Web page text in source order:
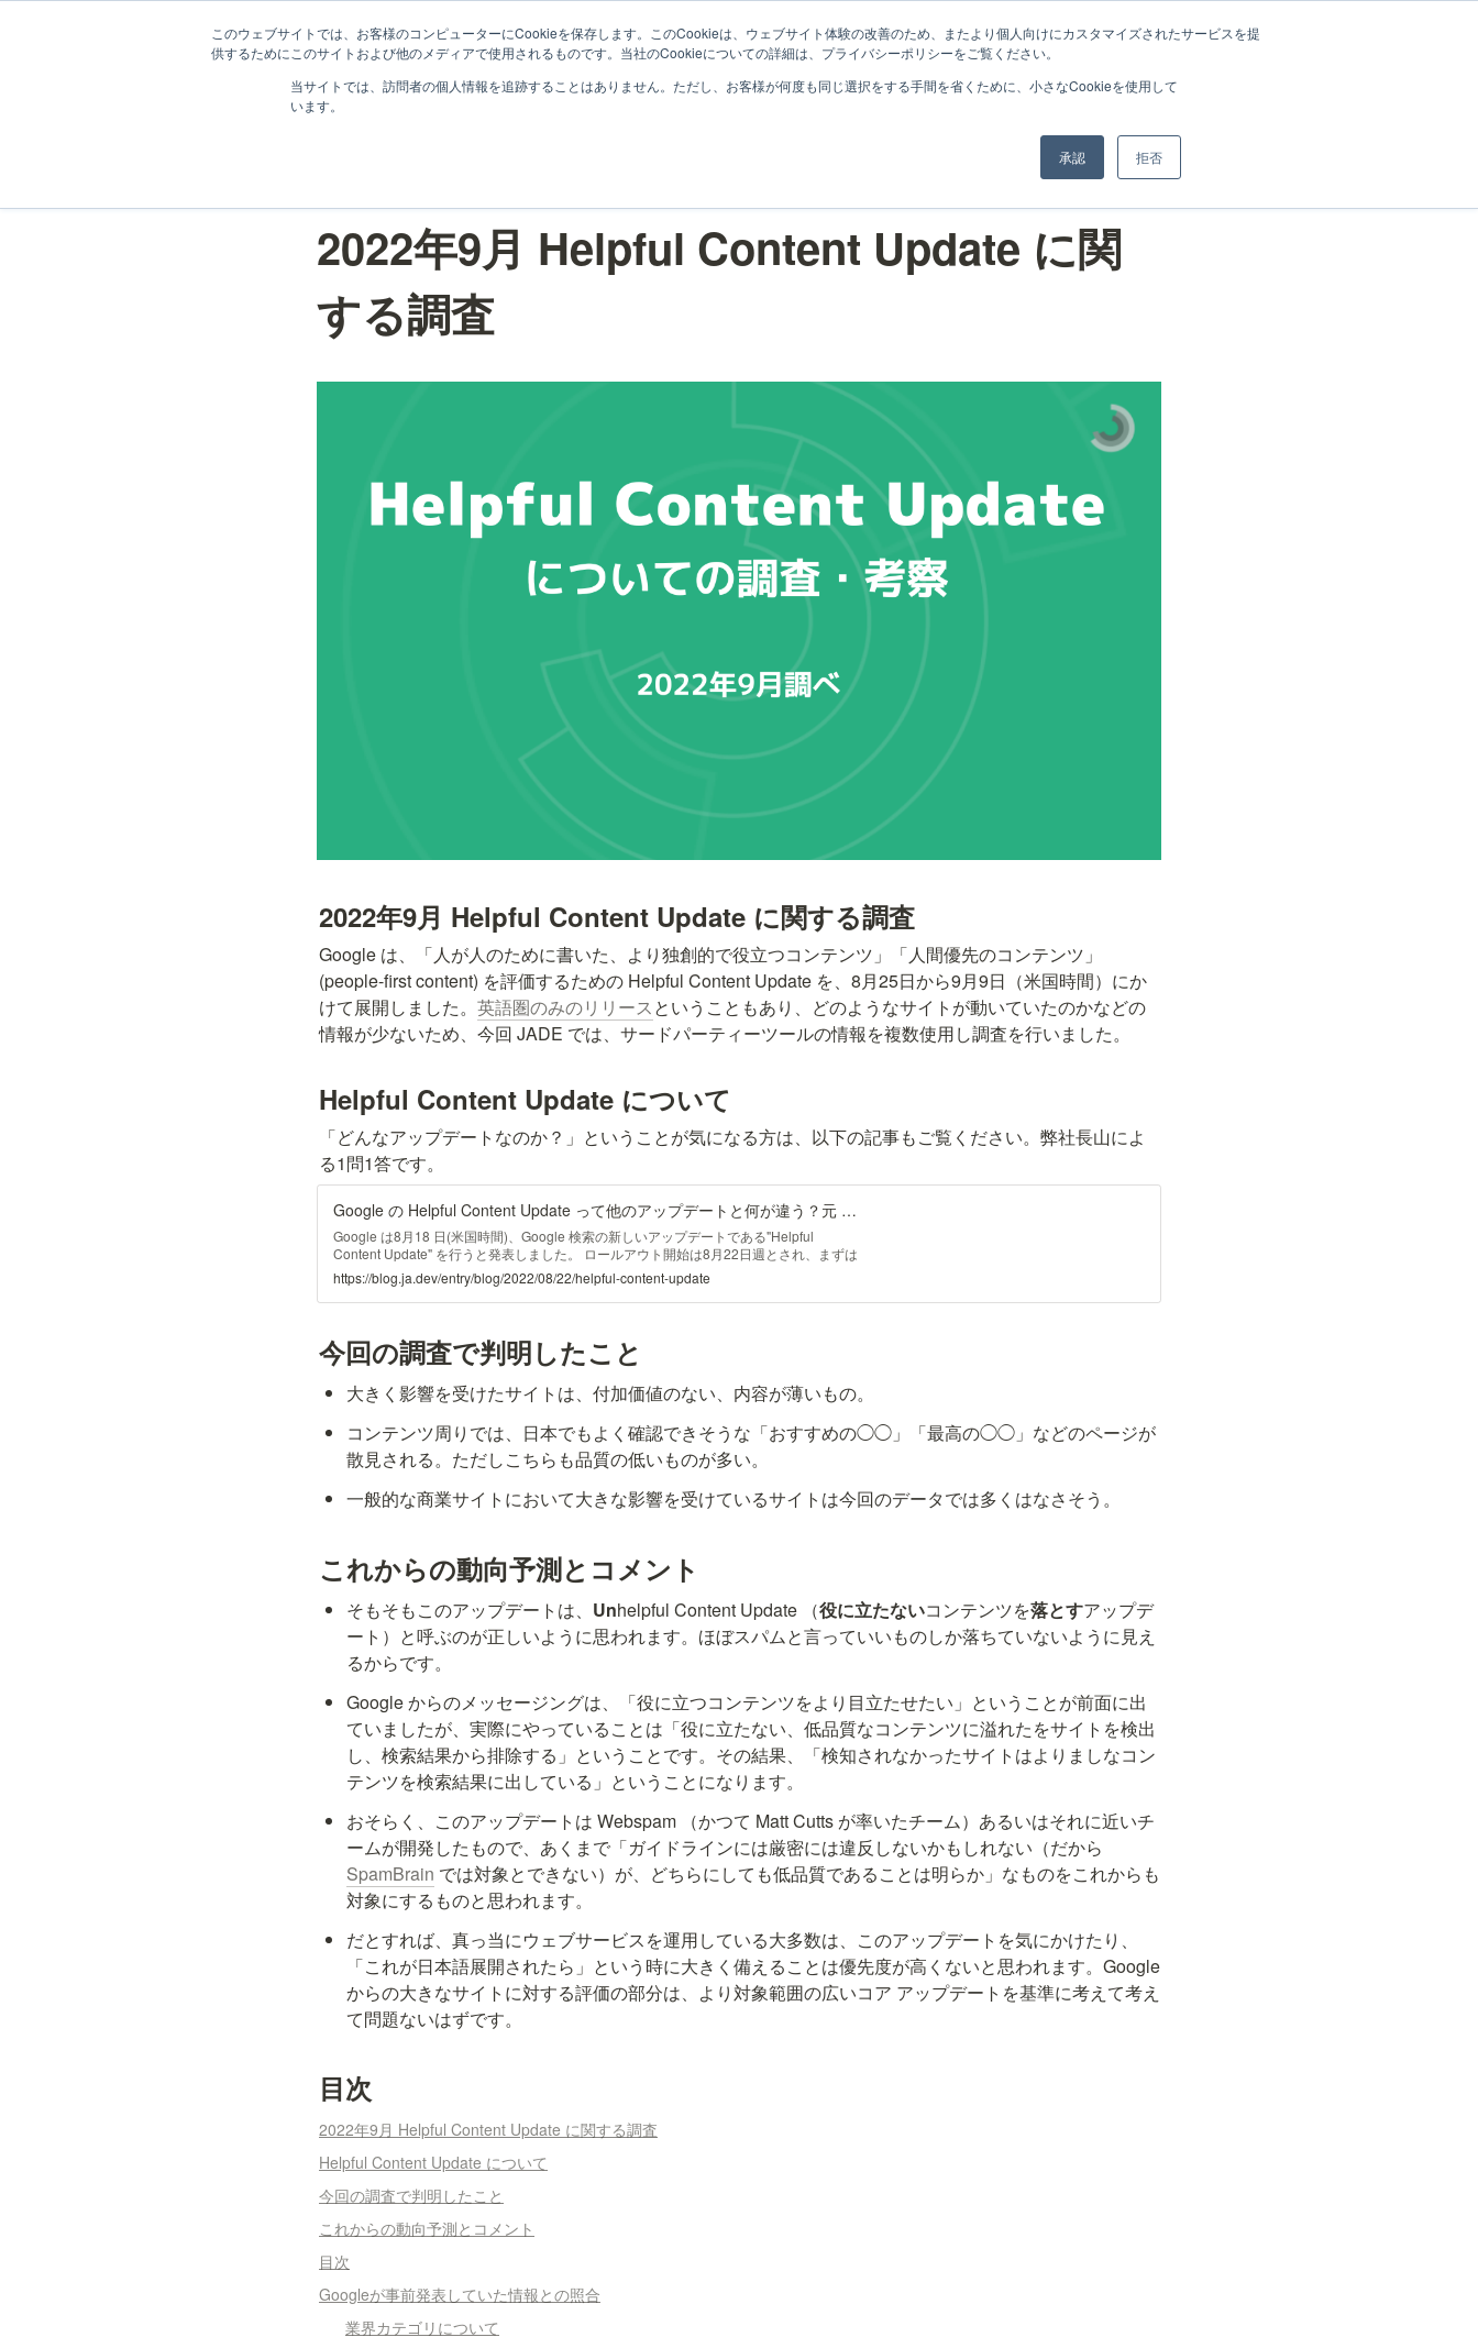
このウェブサイトでは、お客様のコンピューターにCookieを保存します。このCookieは、ウェブサイト体験の改善のため、またより個人向けにカスタマイズされたサービスを提
供するためにこのサイトおよび他のメディアで使用されるものです。当社のCookieについての詳細は、プライバシーポリシーをご覧ください。
当サイトでは、訪問者の個人情報を追跡することはありません。ただし、お客様が何度も同じ選択をする手間を省くために、小さなCookieを使用して
います。
承認 拒否
会社概要 サービス 事例紹介 チーム 採用情報 ナレッジ ニュース
💁🏼
2022年9月 Helpful Content Update に関
する調査
2022年9月 Helpful Content Update に関する調査
Google は、「人が人のために書いた、より独創的で役立つコンテンツ」「人間優先のコンテンツ」
(people-first content) を評価するための Helpful Content Update を、8月25日から9月9日（米国時間）にか
けて展開しました。 英語圏のみのリリース ということもあり、どのようなサイトが動いていたのかなどの
情報が少ないため、今回 JADE では、サードパーティーツールの情報を複数使用し調査を行いました。
Helpful Content Update について
「どんなアップデートなのか？」ということが気になる方は、以下の記事もご覧ください。弊社長山によ
る1問1答です。
Google の Helpful Content Update って他のアップデートと何が違う？元 Googler に一問一答で聞いてみた。 - ブログ - 株式会社JADE
Google は8月18 日(米国時間)、Google 検索の新しいアップデートである"Helpful
Content Update" を行うと発表しました。 ロールアウト開始は8月22日週とされ、まずは
英語圏に数週間をかけて展開予定とされています。 今回のアップデートは、「人が人の
ために書いた、より独創的で役立つコンテンツ」「人間優先のコンテンツ」(people-first
content)
https://blog.ja.dev/entry/blog/2022/08/22/helpful-content-update
今回の調査で判明したこと
大きく影響を受けたサイトは、付加価値のない、内容が薄いもの。
コンテンツ周りでは、日本でもよく確認できそうな「おすすめの◯◯」「最高の◯◯」などのページが
散見される。ただしこちらも品質の低いものが多い。
一般的な商業サイトにおいて大きな影響を受けているサイトは今回のデータでは多くはなさそう。
これからの動向予測とコメント
そもそもこのアップデートは、 Unhelpful Content Update （役に立たないコンテンツを落とすアップデ
ート）と呼ぶのが正しいように思われます。ほぼスパムと言っていいものしか落ちていないように見え
るからです。
Google からのメッセージングは、「役に立つコンテンツをより目立たせたい」ということが前面に出
ていましたが、実際にやっていることは「役に立たない、低品質なコンテンツに溢れたをサイトを検出
し、検索結果から排除する」ということです。その結果、「検知されなかったサイトはよりましなコン
テンツを検索結果に出している」ということになります。
おそらく、このアップデートは Webspam （かつて Matt Cutts が率いたチーム）あるいはそれに近いチ
SpamBrain では対象とできない）が、どちらにしても低品質であることは明らか」なものをこれからも
対象にするものと思われます。
だとすれば、真っ当にウェブサービスを運用している大多数は、このアップデートを気にかけたり、
「これが日本語展開されたら」という時に大きく備えることは優先度が高くないと思われます。Google
からの大きなサイトに対する評価の部分は、より対象範囲の広いコア アップデートを基準に考えて考え
て問題ないはずです。
目次
2022年9月 Helpful Content Update に関する調査
Helpful Content Update について
今回の調査で判明したこと
これからの動向予測とコメント
目次
Googleが事前発表していた情報との照合
業界カテゴリについて